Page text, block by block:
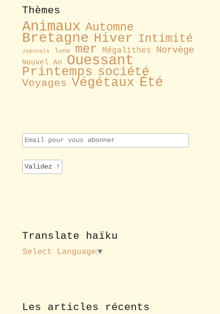
Thèmes
Animaux Automne
Bretagne Hiver Intimité
Japonais lune mer Mégalithes Norvège
Nouvel An Ouessant
Printemps société
Voyages Végétaux Été
E
m
i
l
o
u
s
e
Translate haïku
Select Language ▼
Les articles récents